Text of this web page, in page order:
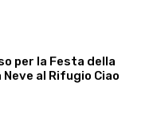
per la Festa della
al Rifugio Ciao